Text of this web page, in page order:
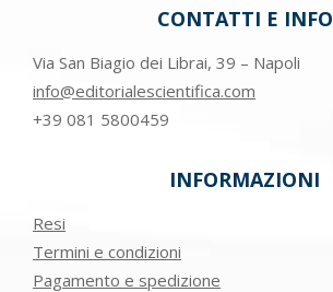
CONTATTI E INFO
Via San Biagio dei Librai, 39 – Napoli
info@editorialescientifica.com
+39 081 5800459
INFORMAZIONI
Resi
Termini e condizioni
Pagamento e spedizione